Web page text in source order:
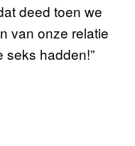
deed toen we
van onze relatie
seks hadden!”